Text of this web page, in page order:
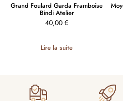
Grand Foulard Garda Framboise
Bindi Atelier
40,00 €
Lire la suite